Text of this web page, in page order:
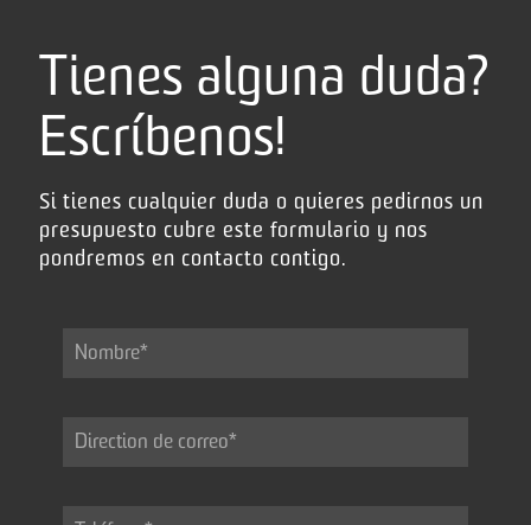
Tienes alguna duda?
Escríbenos!
Si tienes cualquier duda o quieres pedirnos un
presupuesto cubre este formulario y nos
pondremos en contacto contigo.